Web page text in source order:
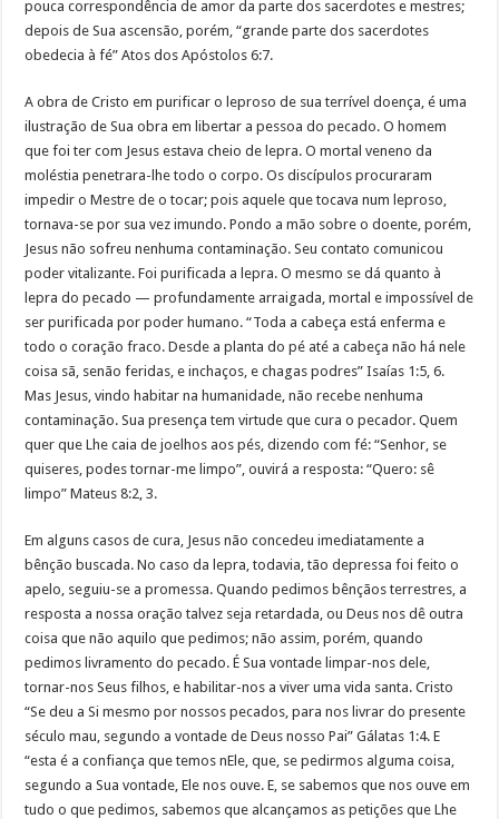
pouca correspondência de amor da parte dos sacerdotes e mestres;
depois de Sua ascensão, porém, “grande parte dos sacerdotes
obedecia à fé” Atos dos Apóstolos 6:7.
A obra de Cristo em purificar o leproso de sua terrível doença, é uma
ilustração de Sua obra em libertar a pessoa do pecado. O homem
que foi ter com Jesus estava cheio de lepra. O mortal veneno da
moléstia penetrara-lhe todo o corpo. Os discípulos procuraram
impedir o Mestre de o tocar; pois aquele que tocava num leproso,
tornava-se por sua vez imundo. Pondo a mão sobre o doente, porém,
Jesus não sofreu nenhuma contaminação. Seu contato comunicou
poder vitalizante. Foi purificada a lepra. O mesmo se dá quanto à
lepra do pecado — profundamente arraigada, mortal e impossível de
ser purificada por poder humano. “Toda a cabeça está enferma e
todo o coração fraco. Desde a planta do pé até a cabeça não há nele
coisa sã, senão feridas, e inchaços, e chagas podres” Isaías 1:5, 6.
Mas Jesus, vindo habitar na humanidade, não recebe nenhuma
contaminação. Sua presença tem virtude que cura o pecador. Quem
quer que Lhe caia de joelhos aos pés, dizendo com fé: “Senhor, se
quiseres, podes tornar-me limpo”, ouvirá a resposta: “Quero: sê
limpo” Mateus 8:2, 3.
Em alguns casos de cura, Jesus não concedeu imediatamente a
bênção buscada. No caso da lepra, todavia, tão depressa foi feito o
apelo, seguiu-se a promessa. Quando pedimos bênçãos terrestres, a
resposta a nossa oração talvez seja retardada, ou Deus nos dê outra
coisa que não aquilo que pedimos; não assim, porém, quando
pedimos livramento do pecado. É Sua vontade limpar-nos dele,
tornar-nos Seus filhos, e habilitar-nos a viver uma vida santa. Cristo
“Se deu a Si mesmo por nossos pecados, para nos livrar do presente
século mau, segundo a vontade de Deus nosso Pai” Gálatas 1:4. E
“esta é a confiança que temos nEle, que, se pedirmos alguma coisa,
segundo a Sua vontade, Ele nos ouve. E, se sabemos que nos ouve em
tudo o que pedimos, sabemos que alcançamos as petições que Lhe